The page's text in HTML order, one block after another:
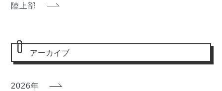
陸上部
アーカイブ
2026年